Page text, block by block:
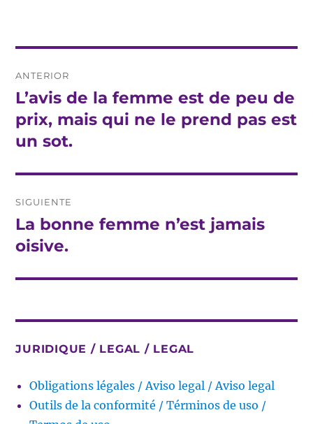
de
entradas
ANTERIOR
Entrada
anterior:
L’avis de la femme est de peu de
prix, mais qui ne le prend pas est
un sot.
SIGUIENTE
Entrada
siguiente:
La bonne femme n’est jamais
oisive.
JURIDIQUE / LEGAL / LEGAL
Obligations légales / Aviso legal / Aviso legal
Outils de la conformité / Términos de uso /